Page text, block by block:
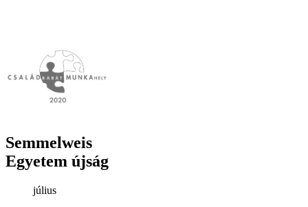
Semmelweis
Egyetem újság
július